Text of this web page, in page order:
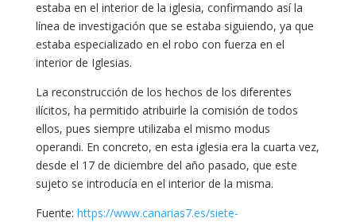
estaba en el interior de la iglesia, confirmando así la
línea de investigación que se estaba siguiendo, ya que
estaba especializado en el robo con fuerza en el
interior de Iglesias.
La reconstrucción de los hechos de los diferentes
ilícitos, ha permitido atribuirle la comisión de todos
ellos, pues siempre utilizaba el mismo modus
operandi. En concreto, en esta iglesia era la cuarta vez,
desde el 17 de diciembre del año pasado, que este
sujeto se introducía en el interior de la misma.
Fuente: https://www.canarias7.es/siete-